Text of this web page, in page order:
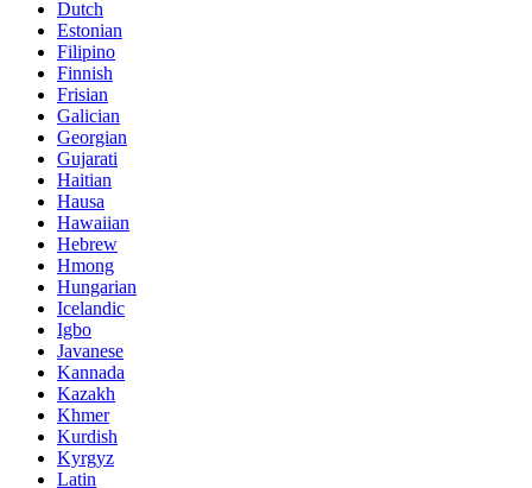
Dutch
Estonian
Filipino
Finnish
Frisian
Galician
Georgian
Gujarati
Haitian
Hausa
Hawaiian
Hebrew
Hmong
Hungarian
Icelandic
Igbo
Javanese
Kannada
Kazakh
Khmer
Kurdish
Kyrgyz
Latin